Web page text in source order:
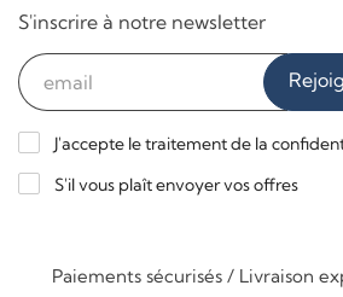
S'inscrire à notre newsletter
J'accepte le traitement de la
S'il vous plaît envoyer vos offres
Paiements sécurisés / Livraison